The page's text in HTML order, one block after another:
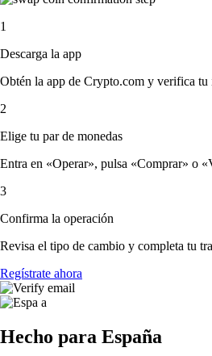
1
Descarga la app
Obtén la app de Crypto.com y verifica
2
Elige tu par de monedas
Entra en «Operar», pulsa «Comprar» o
3
Confirma la operación
Revisa el tipo de cambio y completa tu
Regístrate ahora
Hecho para España